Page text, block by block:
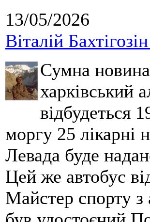
13/05/2026
Віталій
Сумна
харківський
відбудеться
моргу 25
Левада буде
Цей же автобус
Майстер спорту